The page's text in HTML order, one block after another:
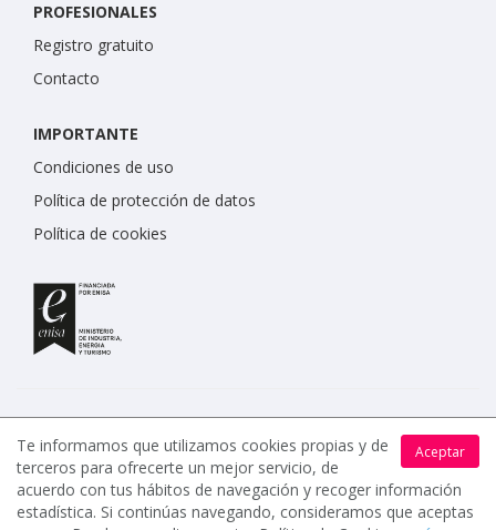
PROFESIONALES
Registro gratuito
Contacto
IMPORTANTE
Condiciones de uso
Política de protección de datos
Política de cookies
www.celebrents.es tiene una calificación de 5 / 5 otorgada
por 7900 miembros.
Aceptar
Te informamos que utilizamos cookies propias y de
terceros para ofrecerte un mejor servicio, de
acuerdo con tus hábitos de navegación y recoger información
estadística. Si continúas navegando, consideramos que aceptas